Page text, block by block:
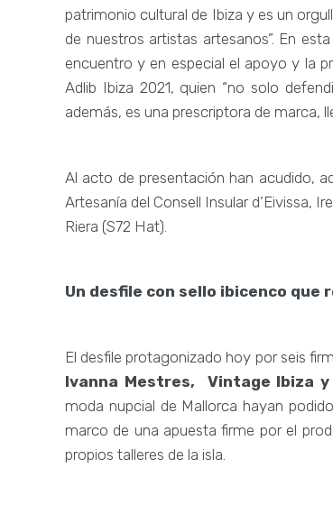
patrimonio cultural de Ibiza y es un
de nuestros artistas artesanos”. En
encuentro y en especial el apoyo y la
Adlib Ibiza 2021, quien “no solo
además, es una prescriptora de marca,
Al acto de presentación han acudido,
Artesanía del Consell Insular d’Eivissa,
Riera (S72 Hat).
Un desfile con sello ibicenco que
El desfile protagonizado hoy por seis
Ivanna Mestres, Vintage Ibiza y
moda nupcial de Mallorca hayan
marco de una apuesta firme por el
propios talleres de la isla.